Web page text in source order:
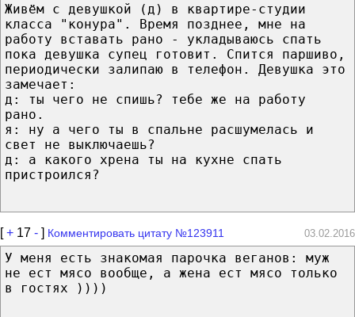
Живём с девушкой (д) в квартире-студии
класса "конура". Время позднее, мне на
работу вставать рано - укладываюсь спать
пока девушка супец готовит. Спится паршиво,
периодически залипаю в телефон. Девушка это
замечает:
д: ты чего не спишь? тебе же на работу
рано.
я: ну а чего ты в спальне расшумелась и
свет не выключаешь?
д: а какого хрена ты на кухне спать
пристроился?
[+ 17 - ] Комментировать цитату №123911 03.02.2016
У меня есть знакомая парочка веганов: муж
не ест мясо вообще, а жена ест мясо только
в гостях ))))